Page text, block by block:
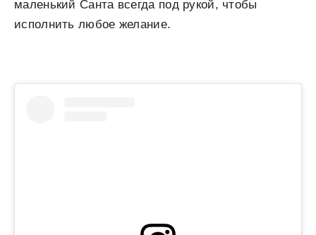
маленький Санта всегда под рукой, чтобы
исполнить любое желание.